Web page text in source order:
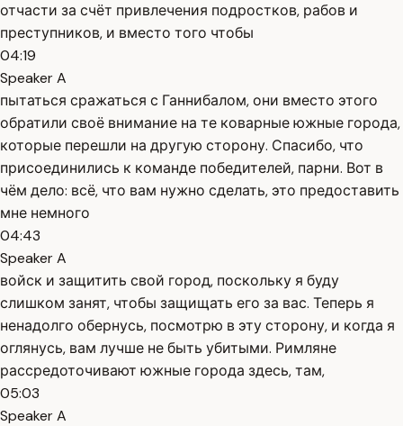
отчасти за счёт привлечения подростков, рабов и
преступников, и вместо того чтобы
04:19
Speaker A
пытаться сражаться с Ганнибалом, они вместо этого
обратили своё внимание на те коварные южные города,
которые перешли на другую сторону. Спасибо, что
присоединились к команде победителей, парни. Вот в
чём дело: всё, что вам нужно сделать, это предоставить
мне немного
04:43
Speaker A
войск и защитить свой город, поскольку я буду
слишком занят, чтобы защищать его за вас. Теперь я
ненадолго обернусь, посмотрю в эту сторону, и когда я
оглянусь, вам лучше не быть убитыми. Римляне
рассредоточивают южные города здесь, там,
05:03
Speaker A